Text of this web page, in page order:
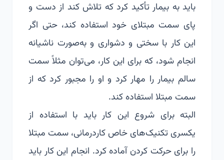
باید به بیمار تأکید کرد که تلاش کند از دست و
پای سمت مبتلای خود استفاده کند، حتی اگر
این کار با سختی و دشواری و به‌صورت ناشیانه
انجام شود، که برای این کار، می‌توان مثلاً سمت
سالم بیمار را مهار کرد و او را مجبور کرد که از
سمت مبتلا استفاده کند.
البته برای شروع این کار باید با استفاده از
یکسری تکنیک‌های خاص کاردرمانی، سمت مبتلا
را برای حرکت کردن آماده کرد. انجام این کار باید